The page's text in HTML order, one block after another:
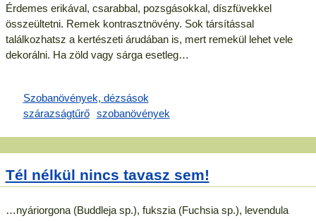
Érdemes erikával, csarabbal, pozsgásokkal, díszfüvekkel
összeültetni. Remek kontrasztnövény. Sok társítással
találkozhatsz a kertészeti árudában is, mert remekül lehet vele
dekorálni. Ha zöld vagy sárga esetleg…
Tél nélkül nincs tavasz sem!
…nyáriorgona (Buddleja sp.), fukszia (Fuchsia sp.), levendula